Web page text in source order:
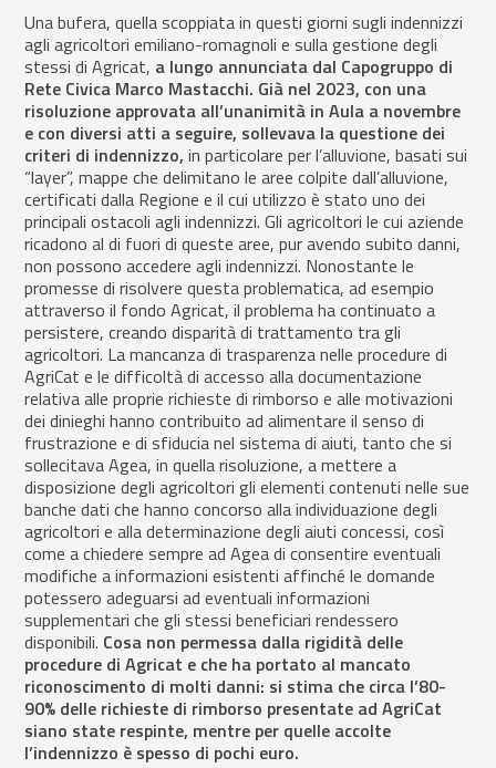
Una bufera, quella scoppiata in questi giorni sugli indennizzi
agli agricoltori emiliano-romagnoli e sulla gestione degli
stessi di Agricat, a lungo annunciata dal Capogruppo di
Rete Civica Marco Mastacchi. Già nel 2023, con una
risoluzione approvata all’unanimità in Aula a novembre
e con diversi atti a seguire, sollevava la questione dei
criteri di indennizzo, in particolare per l’alluvione, basati sui
“layer”, mappe che delimitano le aree colpite dall’alluvione,
certificati dalla Regione e il cui utilizzo è stato uno dei
principali ostacoli agli indennizzi. Gli agricoltori le cui aziende
ricadono al di fuori di queste aree, pur avendo subito danni,
non possono accedere agli indennizzi. Nonostante le
promesse di risolvere questa problematica, ad esempio
attraverso il fondo Agricat, il problema ha continuato a
persistere, creando disparità di trattamento tra gli
agricoltori. La mancanza di trasparenza nelle procedure di
AgriCat e le difficoltà di accesso alla documentazione
relativa alle proprie richieste di rimborso e alle motivazioni
dei dinieghi hanno contribuito ad alimentare il senso di
frustrazione e di sfiducia nel sistema di aiuti, tanto che si
sollecitava Agea, in quella risoluzione, a mettere a
disposizione degli agricoltori gli elementi contenuti nelle sue
banche dati che hanno concorso alla individuazione degli
agricoltori e alla determinazione degli aiuti concessi, così
come a chiedere sempre ad Agea di consentire eventuali
modifiche a informazioni esistenti affinché le domande
potessero adeguarsi ad eventuali informazioni
supplementari che gli stessi beneficiari rendessero
disponibili. Cosa non permessa dalla rigidità delle
procedure di Agricat e che ha portato al mancato
riconoscimento di molti danni: si stima che circa l’80-
90% delle richieste di rimborso presentate ad AgriCat
siano state respinte, mentre per quelle accolte
l’indennizzo è spesso di pochi euro.